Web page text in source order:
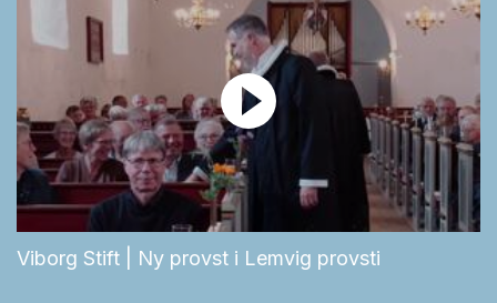
Viborg Stift | Ny provst i Lemvig provsti